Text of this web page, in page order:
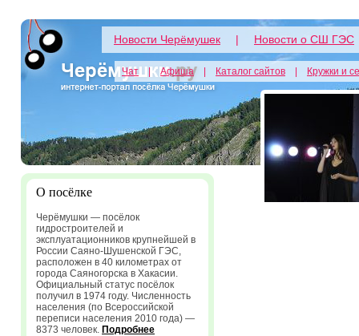
Новости Черёмушек | Новости о СШ ГЭС
Чат | Афиша Каталог сайтов Кружки и
О посёлке
Черёмушки — посёлок
гидростроителей и
эксплуатационников крупнейшей в
России Саяно-Шушенской ГЭС,
расположен в 40 километрах от
города Саяногорска в Хакасии.
Официальный статус посёлок
получил в 1974 году. Численность
населения (по Всероссийской
переписи населения 2010 года) —
8373 человек. Подробнее